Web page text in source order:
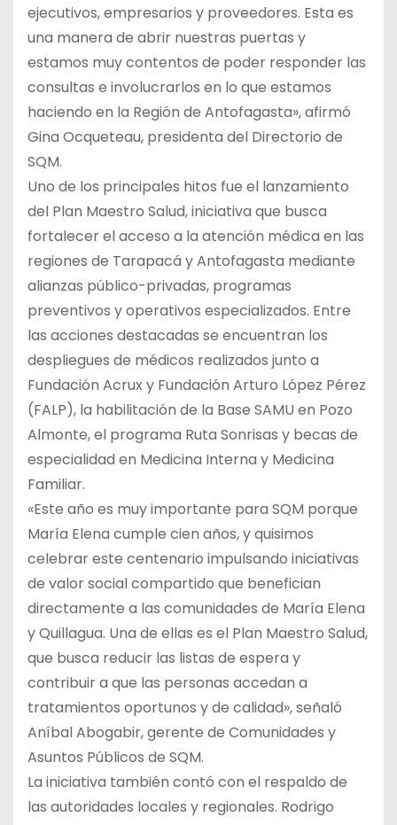
ejecutivos, empresarios y proveedores. Esta es
una manera de abrir nuestras puertas y
estamos muy contentos de poder responder las
consultas e involucrarlos en lo que estamos
haciendo en la Región de Antofagasta», afirmó
Gina Ocqueteau, presidenta del Directorio de
SQM.
Uno de los principales hitos fue el lanzamiento
del Plan Maestro Salud, iniciativa que busca
fortalecer el acceso a la atención médica en las
regiones de Tarapacá y Antofagasta mediante
alianzas público-privadas, programas
preventivos y operativos especializados. Entre
las acciones destacadas se encuentran los
despliegues de médicos realizados junto a
Fundación Acrux y Fundación Arturo López Pérez
(FALP), la habilitación de la Base SAMU en Pozo
Almonte, el programa Ruta Sonrisas y becas de
especialidad en Medicina Interna y Medicina
Familiar.
«Este año es muy importante para SQM porque
María Elena cumple cien años, y quisimos
celebrar este centenario impulsando iniciativas
de valor social compartido que benefician
directamente a las comunidades de María Elena
y Quillagua. Una de ellas es el Plan Maestro Salud,
que busca reducir las listas de espera y
contribuir a que las personas accedan a
tratamientos oportunos y de calidad», señaló
Aníbal Abogabir, gerente de Comunidades y
Asuntos Públicos de SQM.
La iniciativa también contó con el respaldo de
las autoridades locales y regionales. Rodrigo